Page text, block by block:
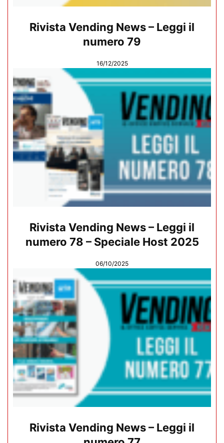
Rivista Vending News – Leggi il
numero 79
16/12/2025
Rivista Vending News – Leggi il
numero 78 – Speciale Host 2025
06/10/2025
Rivista Vending News – Leggi il